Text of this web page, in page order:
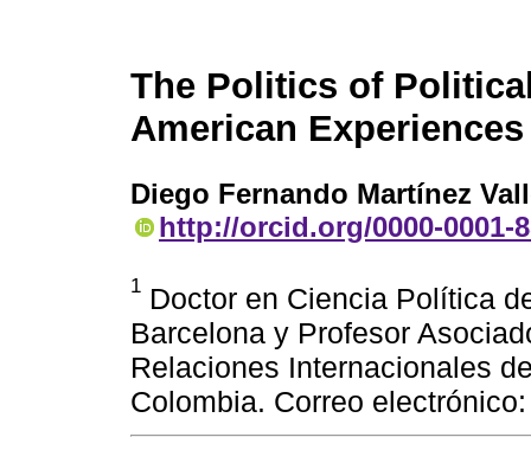
The Politics of
American Experiences
Diego Fernando Martínez
http://orcid.org/0000-0001-
1 Doctor en Ciencia Política
Barcelona y Profesor
Relaciones Internacionales
Colombia. Correo